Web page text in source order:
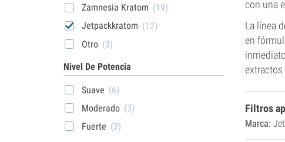
con una
La línea
en
extractos
Filtros
Marca:
Zamnesia Kratom (19)
Jetpackkratom (12)
Otro (3)
Nivel De Potencia
Suave (6)
Moderado (3)
Fuerte (3)